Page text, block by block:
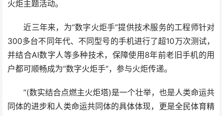
火炬主题活动。
近三年来，为“数字火炬手”提供技术服务的工程师针对
300多台不同年代、不同型号的手机进行了超10万次测试，
并结合AI数字人等多种技术，保障使用8年前老旧手机的用
户都可顺畅成为“数字火炬手”，参与火炬传递。
“(数实结合点燃主火炬塔)是一个壮举，也是人类命运共
同体的进步和人类命运共同体的具体体现，更是全民体育精